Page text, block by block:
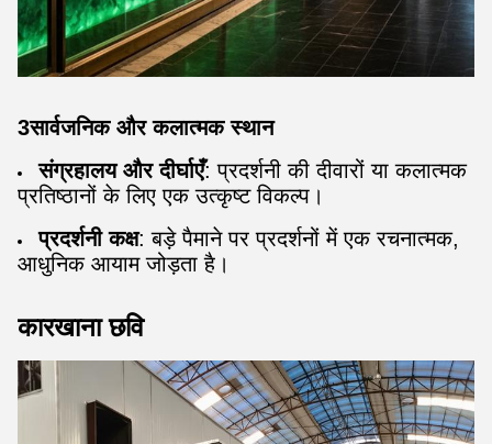
3सार्वजनिक और कलात्मक स्थान
संग्रहालय और दीर्घाएँ: प्रदर्शनी की दीवारों या कलात्मक
प्रतिष्ठानों के लिए एक उत्कृष्ट विकल्प।
प्रदर्शनी कक्ष: बड़े पैमाने पर प्रदर्शनों में एक रचनात्मक,
आधुनिक आयाम जोड़ता है।
कारखाना छवि